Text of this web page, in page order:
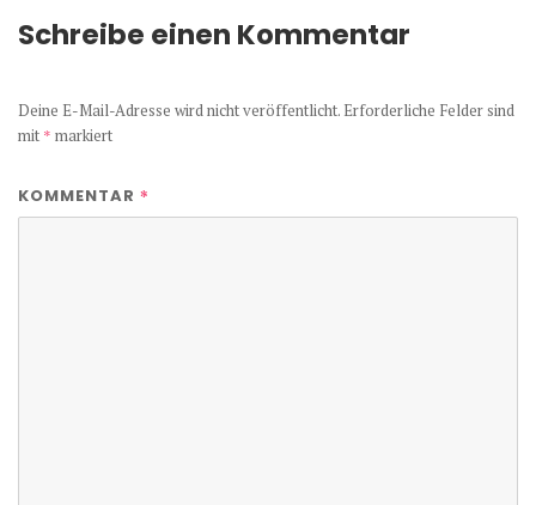
Schreibe einen Kommentar
Deine E-Mail-Adresse wird nicht veröffentlicht. Erforderliche Felder sind
mit * markiert
KOMMENTAR *